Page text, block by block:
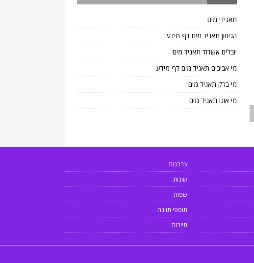
תאגידי מים
הגיחון תאגיד מים דף מידע
יובלים אשדוד תאגיד מים
מי אביבים תאגיד מים דף מידע
מי ברק תאגיד מים
מי אונו תאגיד מים
צרכנות
שונות
שפות
תוספי תזונה
תיירות